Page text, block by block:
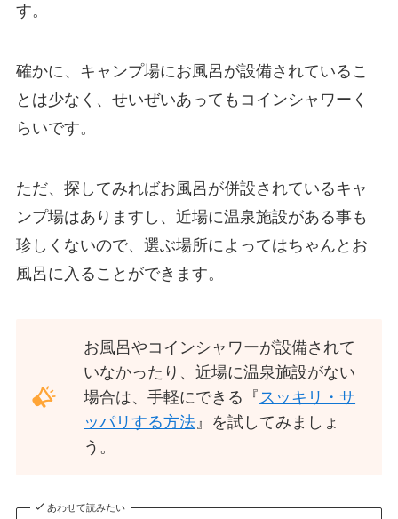
す。
確かに、キャンプ場にお風呂が設備されているこ
とは少なく、せいぜいあってもコインシャワーく
らいです。
ただ、探してみればお風呂が併設されているキャ
ンプ場はありますし、近場に温泉施設がある事も
珍しくないので、選ぶ場所によってはちゃんとお
風呂に入ることができます。
お風呂やコインシャワーが設備されて
いなかったり、近場に温泉施設がない
場合は、手軽にできる『スッキリ・サ
ッパリする方法』を試してみましょ
う。
あわせて読みたい